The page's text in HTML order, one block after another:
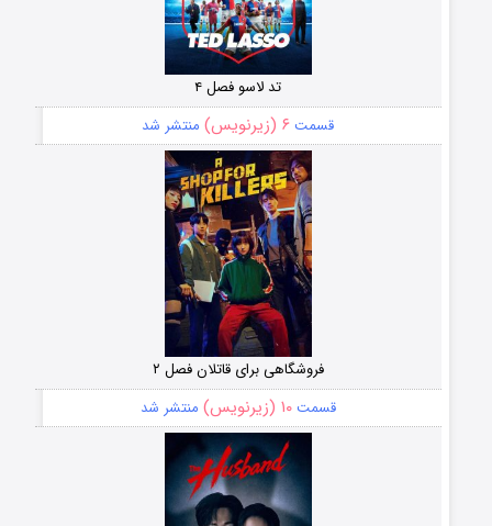
تد لاسو فصل ۴
قسمت ۶ (زیرنویس) منتشر شد
فروشگاهی برای قاتلان فصل ۲
قسمت۱۰ (زیرنویس) منتشر شد